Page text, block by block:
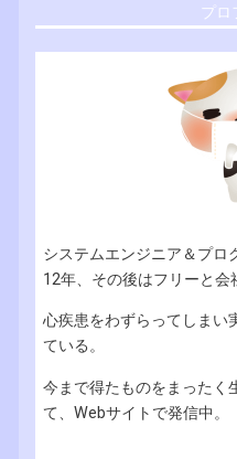
プロ
システムエンジニア＆プロ
12年、その後はフリーと会
心疾患をわずらってしまい
ている。
今まで得たものをまったく
て、Webサイトで発信中。